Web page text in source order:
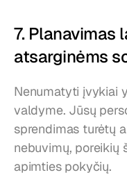
7. Planavimas
atsarginėms
Nenumatyti įvykiai
valdyme. Jūsų
sprendimas turėtų
nebuvimų, poreikių
apimties pokyčių.